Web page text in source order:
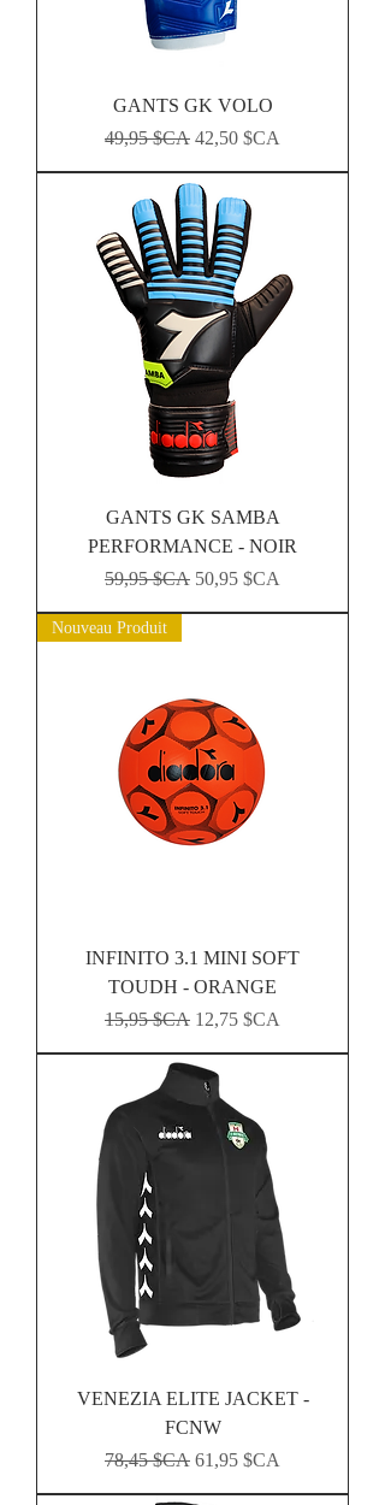
GANTS GK VOLO
Prix original
49,95 $CA Prix promotionnel
42,50 $CA
GANTS GK SAMBA
PERFORMANCE - NOIR
Prix original
59,95 $CA Prix promotionnel
50,95 $CA
Nouveau Produit
INFINITO 3.1 MINI SOFT
TOUDH - ORANGE
Prix original
15,95 $CA Prix promotionnel
12,75 $CA
VENEZIA ELITE JACKET -
FCNW
Prix original
78,45 $CA Prix promotionnel
61,95 $CA